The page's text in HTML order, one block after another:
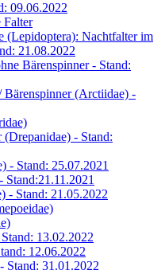
09.06.2022
Falter
(Lepidoptera): Nachtfalter im
21.08.2022
Bärenspinner - Stand:
(Arctiidae) -
- Stand:
- Stand: 25.07.2021
- Stand: 21.05.2022
13.02.2022
12.06.2022
Stand: 31.01.2022